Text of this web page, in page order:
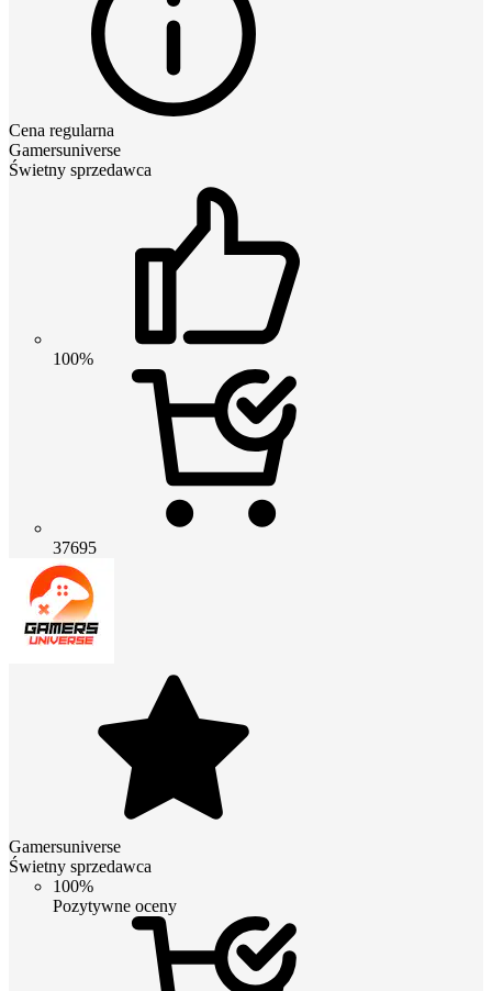
Cena regularna
Gamersuniverse
Świetny sprzedawca
100%
37695
Gamersuniverse
Świetny sprzedawca
100%
Pozytywne oceny